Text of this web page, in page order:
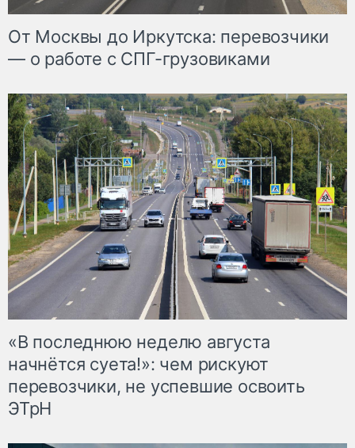
От Москвы до Иркутска: перевозчики
— о работе с СПГ-грузовиками
«В последнюю неделю августа
начнётся суета!»: чем рискуют
перевозчики, не успевшие освоить
ЭТрН